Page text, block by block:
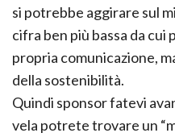
si potrebbe aggirare sul
cifra ben più bassa da
propria comunicazione,
della sostenibilità.
Quindi sponsor fatevi
vela potrete trovare un